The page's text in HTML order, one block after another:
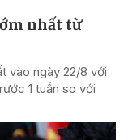
nhất từ
vào ngày 22/8 với
1 tuần so với